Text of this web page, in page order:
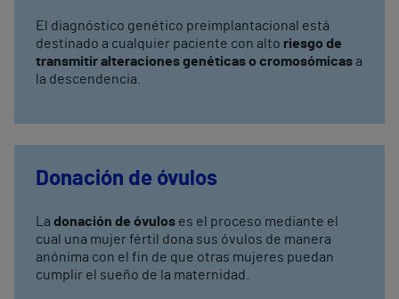
El diagnóstico genético preimplantacional está
destinado a cualquier paciente con alto riesgo de
transmitir alteraciones genéticas o cromosómicas a
la descendencia.
Donación de óvulos
La donación de óvulos es el proceso mediante el
cual una mujer fértil dona sus óvulos de manera
anónima con el fin de que otras mujeres puedan
cumplir el sueño de la maternidad.